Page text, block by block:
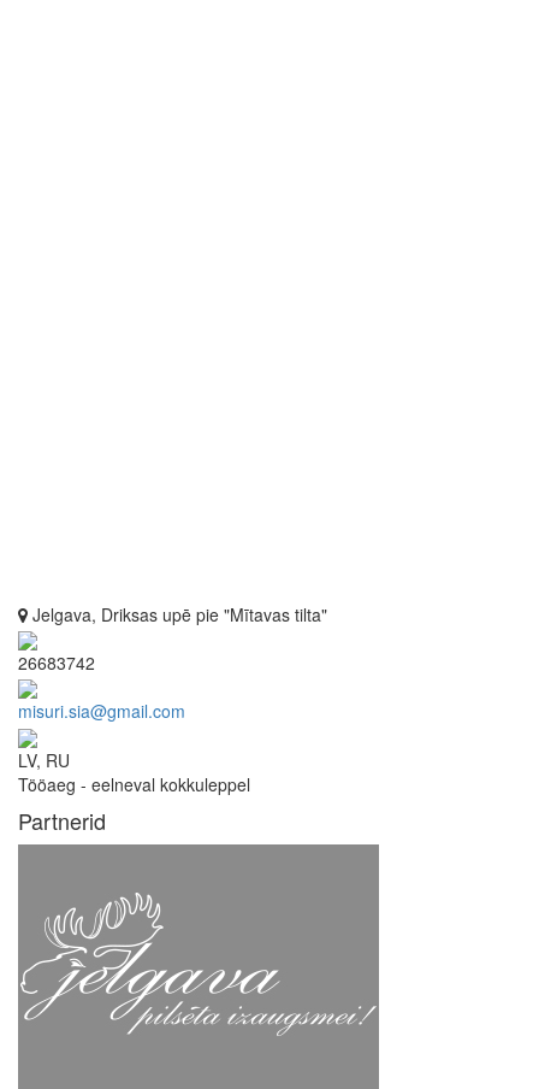
Jelgava, Driksas upē pie "Mītavas tilta"
26683742
misuri.sia@gmail.com
LV, RU
Tööaeg - eelneval kokkuleppel
Partnerid